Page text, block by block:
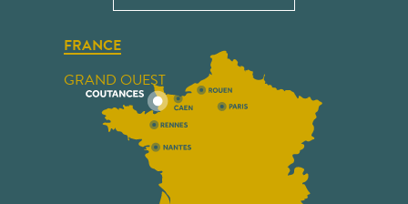
FRANCE
GRAND OUEST